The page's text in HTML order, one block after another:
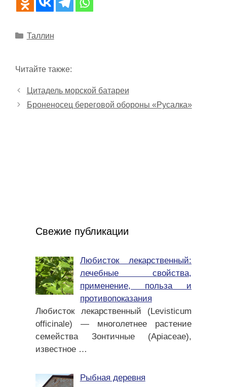
Рубрики
Таллин
Читайте также:
Цитадель морской батареи
Броненосец береговой обороны «Русалка»
Свежие публикации
Любисток лекарственный:
лечебные свойства,
применение, польза и
противопоказания
Любисток лекарственный (Levisticum
officinale) — многолетнее растение
семейства Зонтичные (Apiaceae),
известное …
Рыбная деревня